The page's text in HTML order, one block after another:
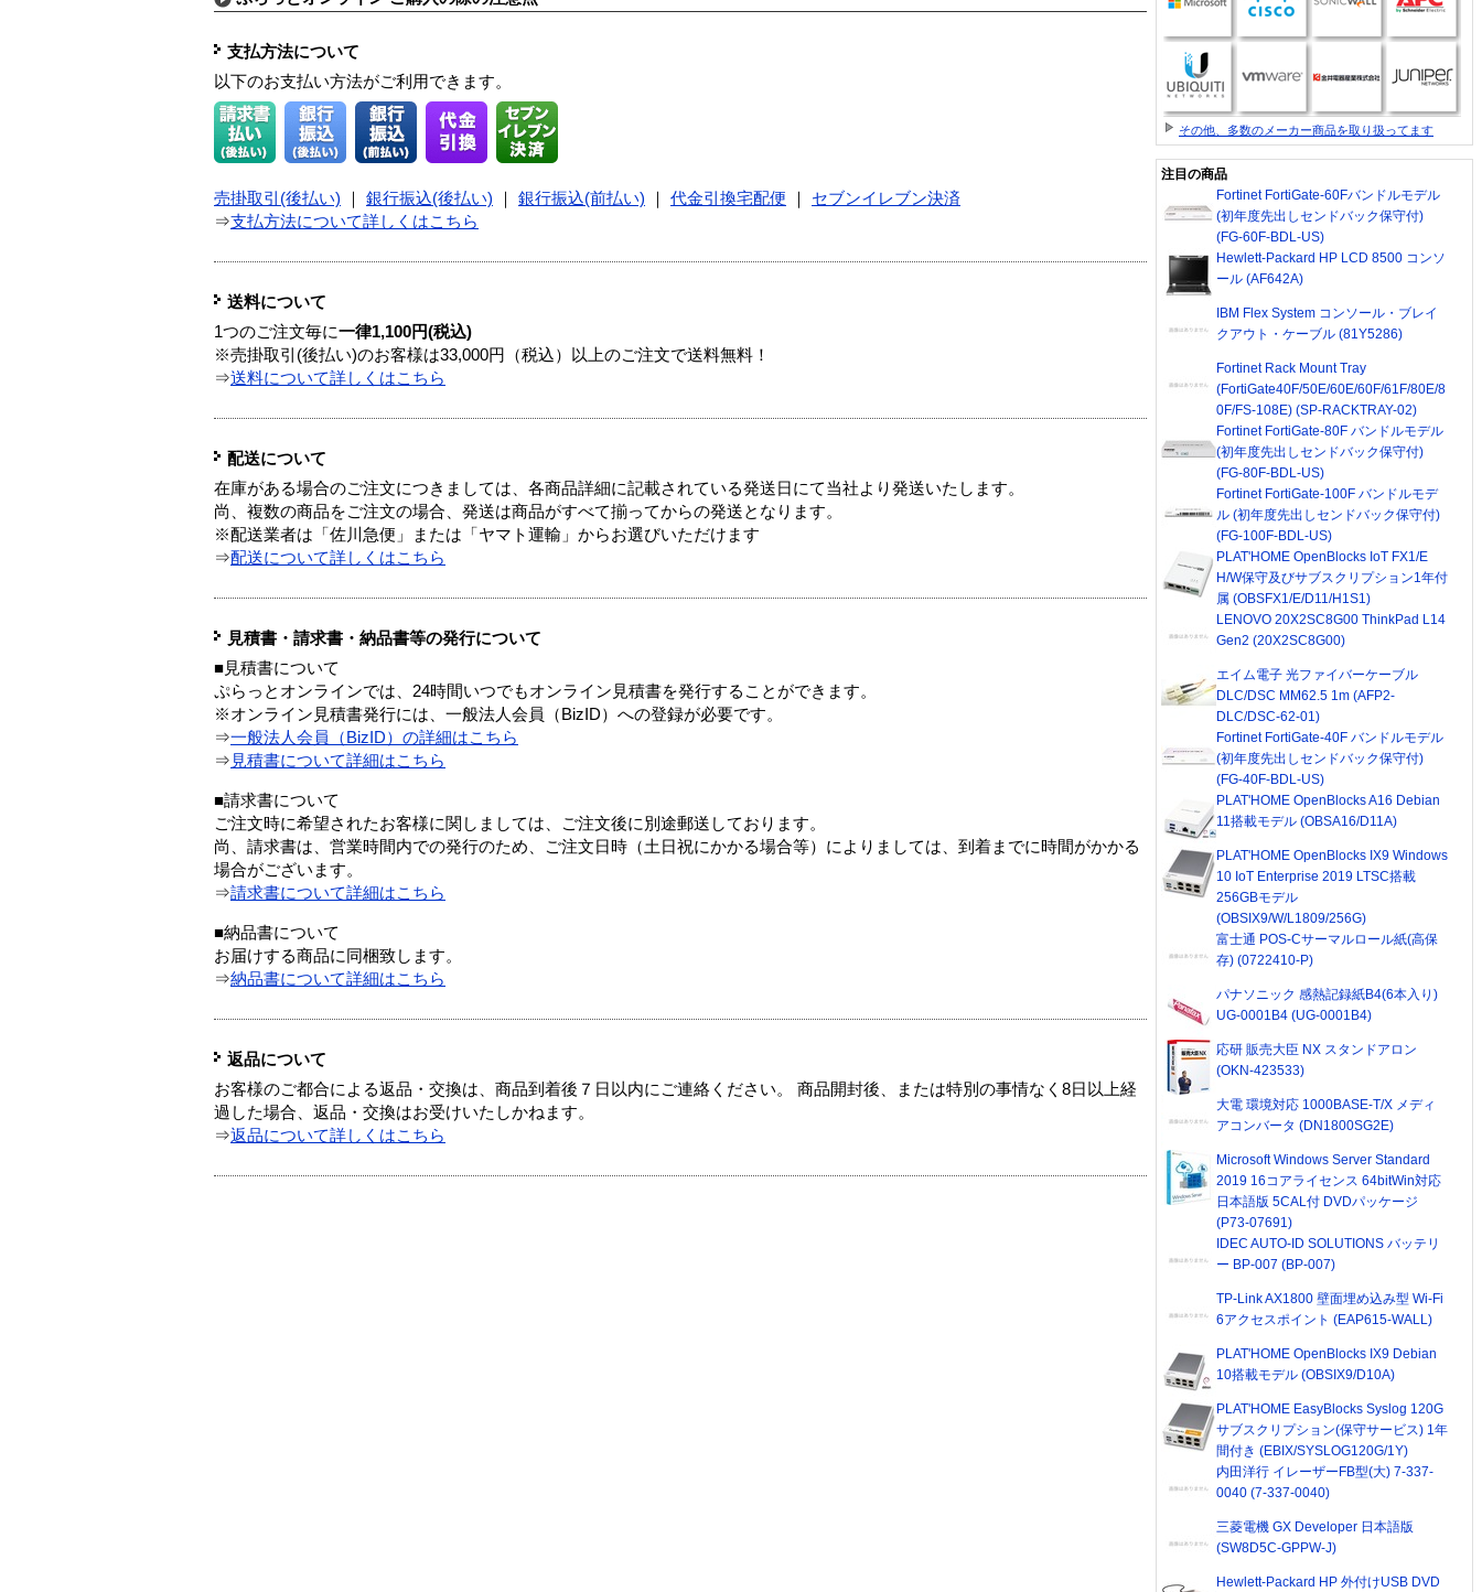
支払方法について
以下のお支払い方法がご利用できます。
売掛取引(後払い) 銀行振込(後払い) 銀行振込(前払い) 代金引換宅配便
セブンイレブン決済
⇒支払方法について詳しくはこちら
送料について
1つのご注文毎に一律1,100円(税込)
※売掛取引(後払い)のお客様は33,000円（税込）以上のご注文で送料無料！
⇒送料について詳しくはこちら
配送について
在庫がある場合のご注文につきましては、各商品詳細に記載されている発送日にて当社より発送いたします。
尚、複数の商品をご注文の場合、発送は商品がすべて揃ってからの発送となります。
※配送業者は「佐川急便」または「ヤマト運輸」からお選びいただけます
⇒配送について詳しくはこちら
見積書・請求書・納品書等の発行について
■見積書について
ぷらっとオンラインでは、24時間いつでもオンライン見積書を発行することができます。
※オンライン見積書発行には、一般法人会員（BizID）への登録が必要です。
⇒一般法人会員（BizID）の詳細はこちら
⇒ 見積書について詳細はこちら
■請求書について
ご注文時に希望されたお客様に関しましては、ご注文後に別途郵送しております。
尚、請求書は、営業時間内での発行のため、ご注文日時（土日祝にかかる場合等）によりましては、到着までに時間がかかる
場合がございます。
⇒請求書について詳細はこちら
■納品書について
お届けする商品に同梱致します。
⇒納品書について詳細はこちら
返品について
お客様のご都合による返品・交換は、商品到着後７日以内にご連絡ください。 商品開封後、または特別の事情なく8日以上経
過した場合、返品・交換はお受けいたしかねます。
⇒返品について詳しくはこちら
その他、多数のメーカー商品を取り扱ってます
注目の商品
Fortinet FortiGate-60Fバンドルモデル
(初年度先出しセンドバック保守付)
(FG-60F-BDL-US)
Hewlett-Packard HP LCD 8500 コンソ
ール (AF642A)
IBM Flex System コンソール・ブレイ
クアウト・ケーブル (81Y5286)
Fortinet Rack Mount Tray
(FortiGate40F/50E/60E/60F/61F/80E/8
0F/FS-108E) (SP-RACKTRAY-02)
Fortinet FortiGate-80F バンドルモデル
(初年度先出しセンドバック保守付)
(FG-80F-BDL-US)
Fortinet FortiGate-100F バンドルモデ
ル (初年度先出しセンドバック保守付)
(FG-100F-BDL-US)
PLAT'HOME OpenBlocks IoT FX1/E
H/W保守及びサブスクリプション1年付
属 (OBSFX1/E/D11/H1S1)
LENOVO 20X2SC8G00 ThinkPad L14
Gen2 (20X2SC8G00)
エイム電子 光ファイバーケーブル
DLC/DSC MM62.5 1m (AFP2-
DLC/DSC-62-01)
Fortinet FortiGate-40F バンドルモデル
(初年度先出しセンドバック保守付)
(FG-40F-BDL-US)
PLAT'HOME OpenBlocks A16 Debian
11搭載モデル (OBSA16/D11A)
PLAT'HOME OpenBlocks IX9 Windows
10 IoT Enterprise 2019 LTSC搭載
256GBモデル
(OBSIX9/W/L1809/256G)
富士通 POS-Cサーマルロール紙(高保
存) (0722410-P)
パナソニック 感熱記録紙B4(6本入り)
UG-0001B4 (UG-0001B4)
応研 販売大臣 NX スタンドアロン
(OKN-423533)
大電 環境対応 1000BASE-T/X メディ
アコンバータ (DN1800SG2E)
Microsoft Windows Server Standard
2019 16コアライセンス 64bitWin対応
日本語版 5CAL付 DVDパッケージ
(P73-07691)
IDEC AUTO-ID SOLUTIONS バッテリ
ー BP-007 (BP-007)
TP-Link AX1800 壁面埋め込み型 Wi-Fi
6アクセスポイント (EAP615-WALL)
PLAT'HOME OpenBlocks IX9 Debian
10搭載モデル (OBSIX9/D10A)
PLAT'HOME EasyBlocks Syslog 120G
サブスクリプション(保守サービス) 1年
間付き (EBIX/SYSLOG120G/1Y)
内田洋行 イレーザーFB型(大) 7-337-
0040 (7-337-0040)
三菱電機 GX Developer 日本語版
(SW8D5C-GPPW-J)
Hewlett-Packard HP 外付けUSB DVD